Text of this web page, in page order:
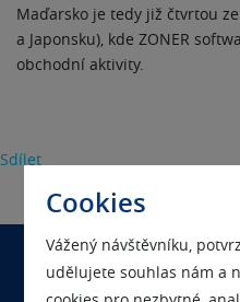
Cookies
Vážený návštěvníku,
udělujete souhlas nám a
Maďarsko je tedy již čtvrtou
a Japonsku), kde ZONER
obchodní aktivity.
Sdílet